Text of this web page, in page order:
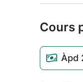
Cours
Àpd